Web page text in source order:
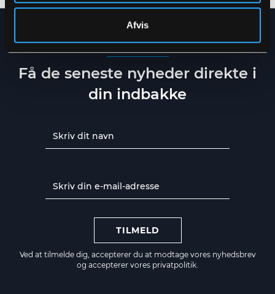
Afvis
NYHEDSBREV
Få de seneste nyheder direkte i
din indbakke
TILMELD
Ved at tilmelde dig, accepterer du at modtage vores nyhedsbrev
og accepterer vores privatpolitik.